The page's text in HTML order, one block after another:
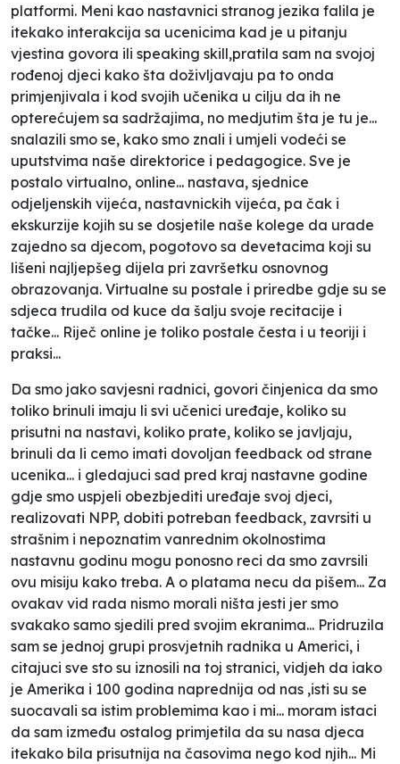
platformi. Meni kao nastavnici stranog jezika falila je
itekako interakcija sa ucenicima kad je u pitanju
vjestina govora ili speaking skill,pratila sam na svojoj
rođenoj djeci kako šta doživljavaju pa to onda
primjenjivala i kod svojih učenika u cilju da ih ne
opterećujem sa sadržajima, no medjutim šta je tu je...
snalazili smo se, kako smo znali i umjeli vodeći se
uputstvima naše direktorice i pedagogice. Sve je
postalo virtualno, online... nastava, sjednice
odjeljenskih vijeća, nastavnickih vijeća, pa čak i
ekskurzije kojih su se dosjetile naše kolege da urade
zajedno sa djecom, pogotovo sa devetacima koji su
lišeni najljepšeg dijela pri završetku osnovnog
obrazovanja. Virtualne su postale i priredbe gdje su se
sdjeca trudila od kuce da šalju svoje recitacije i
tačke... Riječ online je toliko postale česta i u teoriji i
praksi...
Da smo jako savjesni radnici, govori činjenica da smo
toliko brinuli imaju li svi učenici uređaje, koliko su
prisutni na nastavi, koliko prate, koliko se javljaju,
brinuli da li cemo imati dovoljan feedback od strane
ucenika... i gledajuci sad pred kraj nastavne godine
gdje smo uspjeli obezbjediti uređaje svoj djeci,
realizovati NPP, dobiti potreban feedback, zavrsiti u
strašnim i nepoznatim vanrednim okolnostima
nastavnu godinu mogu ponosno reci da smo zavrsili
ovu misiju kako treba. A o platama necu da pišem... Za
ovakav vid rada nismo morali ništa jesti jer smo
svakako samo sjedili pred svojim ekranima... Pridruzila
sam se jednoj grupi prosvjetnih radnika u Americi, i
citajuci sve sto su iznosili na toj stranici, vidjeh da iako
je Amerika i 100 godina naprednija od nas ,isti su se
suocavali sa istim problemima kao i mi... moram istaci
da sam između ostalog primjetila da su nasa djeca
itekako bila prisutnija na časovima nego kod njih... Mi